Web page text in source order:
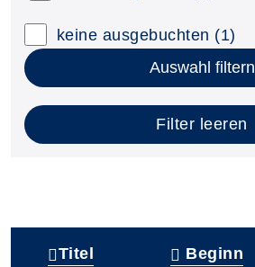
keine ausgebuchten (1)
Auswahl filtern
Filter leeren
Titel Beginn